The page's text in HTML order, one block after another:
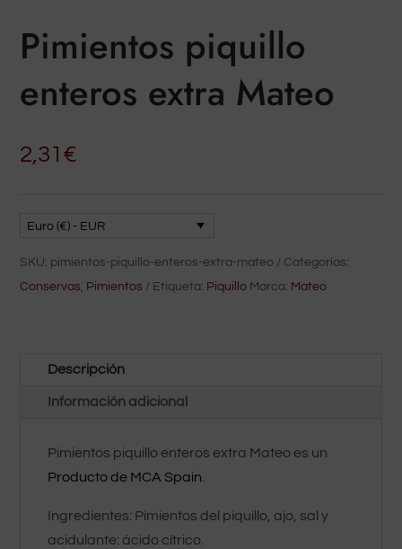
Pimientos piquillo
enteros extra Mateo
2,31 €
Euro (€) - EUR
SKU: pimientos-piquillo-enteros-extra-mateo
Categorías:
Conservas, Pimientos Etiqueta: Piquillo Marca: Mateo
Descripción
Información adicional
Pimientos piquillo enteros extra Mateo es un
Producto de MCA Spain
Ingredientes: Pimientos del piquillo, ajo, sal y
acidulante: ácido cítrico.